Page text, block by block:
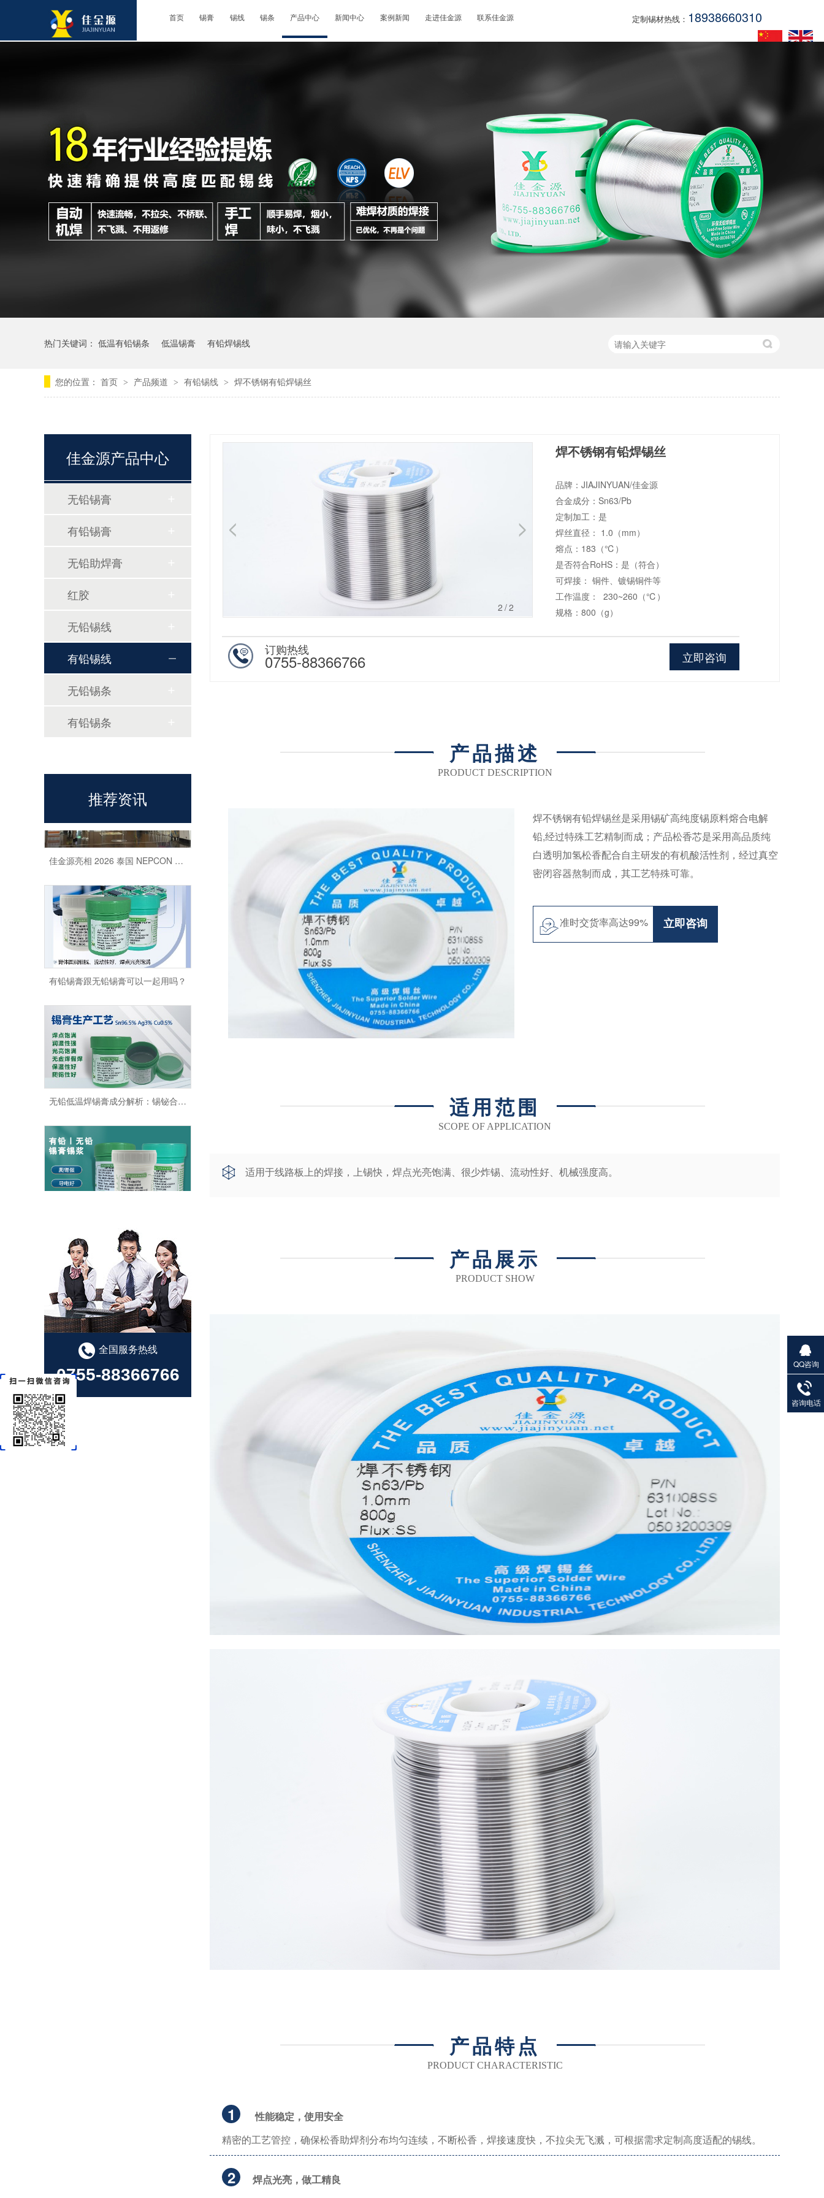
首页 锡膏 锡线 锡条 产品中心 新闻中心 案例新闻 走进佳金源 联系佳金源 定制锡材热线： 18938660310
热门关键词： 低温有铅锡条 低温锡膏 有铅焊锡线
您的位置： 首页 > 产品频道 > 有铅锡线 > 焊不锈钢有铅焊锡丝
1/2
焊不锈钢有铅焊锡丝
品牌：JIAJINYUAN/佳金源
合金成分：Sn63/Pb
定制加工：是
焊丝直径： 1.0（mm）
熔点：183（℃）
是否符合RoHS：是（符合）
可焊接： 铜件、镀锡铜件等
工作温度： 230~260（℃）
规格：800（g）
立即咨询
订购热线
0755-88366766
产品描述
PRODUCT DESCRIPTION
焊不锈钢有铅焊锡丝是采用锡矿高纯度锡原料熔合电解
铅,经过特殊工艺精制而成；产品松香芯是采用高品质纯
白透明加氢松香配合自主研发的有机酸活性剂，经过真空
密闭容器熬制而成，其工艺特殊可靠。
准时交货率高达99% 立即咨询
适用范围
SCOPE OF APPLICATION
适用于线路板上的焊接，上锡快，焊点光亮饱满、很少炸锡、流动性好、机械强度高。
产品展示
PRODUCT SHOW
产品特点
PRODUCT CHARACTERISTIC
1
性能稳定，使用安全
精密的工艺管控，确保松香助焊剂分布均匀连续，不断松香，焊接速度快，不拉尖无飞溅，可根据需求定制高度适配的锡线。
2
焊点光亮，做工精良
佳金源产品中心
无铅锡膏
有铅锡膏
无铅助焊膏
红胶
无铅锡线
有铅锡线
无铅锡条
有铅锡条
推荐资讯
无铅锡膏的选型需要考虑哪些因素？
佳金源亮相 2026 泰国 NEPCON 电子展，全品类焊料重磅展出，高性能锡膏方案成展会焦点
有铅锡膏跟无铅锡膏可以一起用吗？
无铅低温焊锡膏成分解析：锡铋合金的应用
锡膏选择指南：提高生产效率的关键
全国服务热线
0755-88366766
QQ咨询
27901383
82
咨询电话